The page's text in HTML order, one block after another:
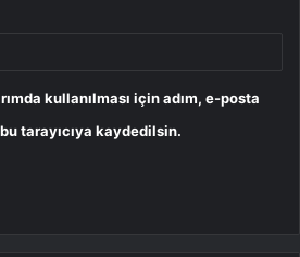
kullanılması için adım, e-posta
tarayıcıya kaydedilsin.